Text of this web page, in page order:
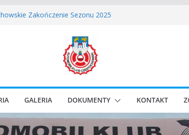
Sezonu 2026
o Puchar Prezydenta Miasta Gliwice
GALERIA DOKUMENTY KONTAKT